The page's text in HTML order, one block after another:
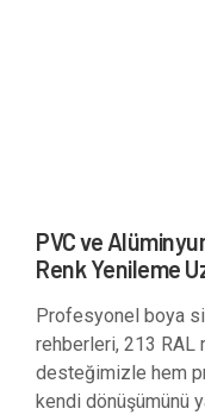
PVC ve
Renk Yenileme
Profesyonel boya
rehberleri, 213
desteğimizle hem
kendi dönüşümünü